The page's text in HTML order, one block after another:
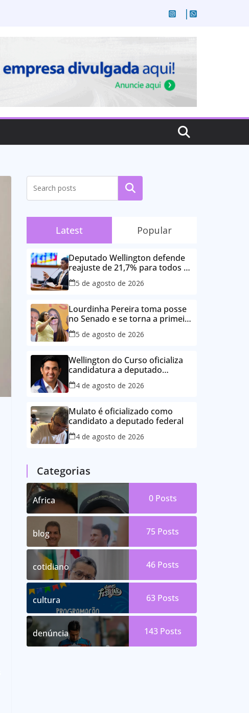
Pesquisar
Latest Popular
Deputado Wellington defende
reajuste de 21,7% para todos os
servidores públicos e
aposentados do Maranhão
5 de agosto de 2026
Lourdinha Pereira toma posse
no Senado e se torna a primeira
senadora de Coroatá
5 de agosto de 2026
Wellington do Curso oficializa
candidatura a deputado
estadual e reafirma
compromisso com o povo do
4 de agosto de 2026
Mulato é oficializado como
candidato a deputado federal
4 de agosto de 2026
Categorias
Africa 0 Posts
blog 75 Posts
cotidiano 46 Posts
cultura 63 Posts
denúncia 143 Posts